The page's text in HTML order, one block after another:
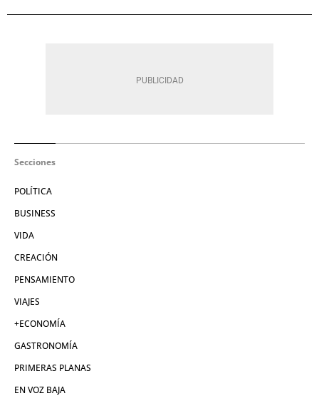
Secciones
POLÍTICA
BUSINESS
VIDA
CREACIÓN
PENSAMIENTO
VIAJES
+ECONOMÍA
GASTRONOMÍA
PRIMERAS PLANAS
EN VOZ BAJA